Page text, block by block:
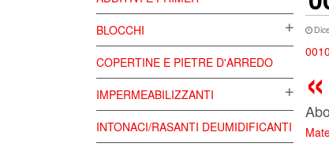
BLOCCHI
COPERTINE E PIETRE D'ARREDO
IMPERMEABILIZZANTI
INTONACI/RASANTI DEUMIDIFICANTI